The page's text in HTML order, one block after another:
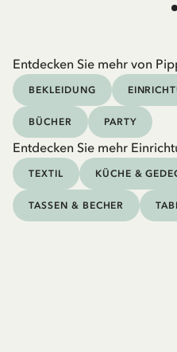
Entdecken Sie mehr von
BEKLEIDUNG
BÜCHER PARTY
Entdecken Sie mehr
TEXTIL KÜCHE &
TASSEN & BECHER